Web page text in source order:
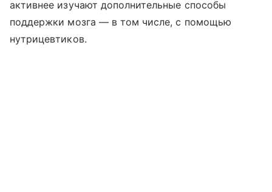
активнее изучают дополнительные способы
поддержки мозга — в том числе, с помощью
нутрицевтиков.